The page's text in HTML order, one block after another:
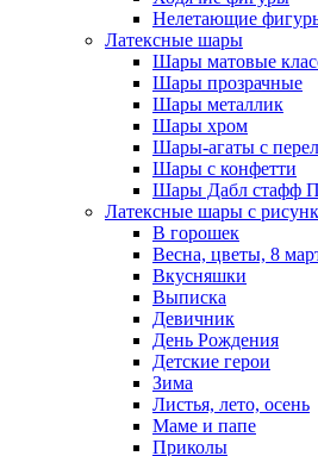
Нелетающие
Латексные шары
Шары матовые
Шары прозрачные
Шары металлик
Шары хром
Шары-агаты с
Шары с конфетти
Шары Дабл стафф
Латексные шары с
В горошек
Весна, цветы, 8
Вкусняшки
Выписка
Девичник
День Рождения
Детские герои
Зима
Листья, лето, осень
Маме и папе
Приколы